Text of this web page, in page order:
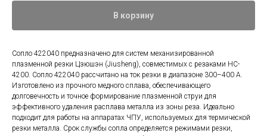
В корзину
Сопло 422040 предназначено для систем механизированной
плазменной резки Цзюшэн (Jiusheng), совместимых с резаками HC-
4200. Сопло 422040 рассчитано на ток резки в диапазоне 300–400 А.
Изготовлено из прочного медного сплава, обеспечивающего
долговечность и точное формирование плазменной струи для
эффективного удаления расплава металла из зоны реза. Идеально
подходит для работы на аппаратах ЧПУ, используемых для термической
резки металла. Срок службы сопла определяется режимами резки,